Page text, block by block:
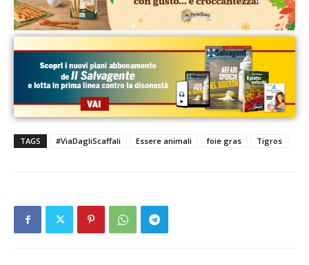
TAGS #ViaDagliScaffali Essere animali foie gras Tigros